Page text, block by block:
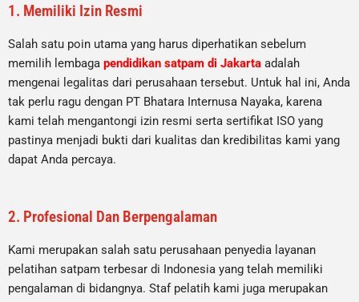
1. Memiliki Izin Resmi
Salah satu poin utama yang harus diperhatikan sebelum
memilih lembaga pendidikan satpam di Jakarta adalah
mengenai legalitas dari perusahaan tersebut. Untuk hal ini, Anda
tak perlu ragu dengan PT Bhatara Internusa Nayaka, karena
kami telah mengantongi izin resmi serta sertifikat ISO yang
pastinya menjadi bukti dari kualitas dan kredibilitas kami yang
dapat Anda percaya.
2. Profesional Dan Berpengalaman
Kami merupakan salah satu perusahaan penyedia layanan
pelatihan satpam terbesar di Indonesia yang telah memiliki
pengalaman di bidangnya. Staf pelatih kami juga merupakan